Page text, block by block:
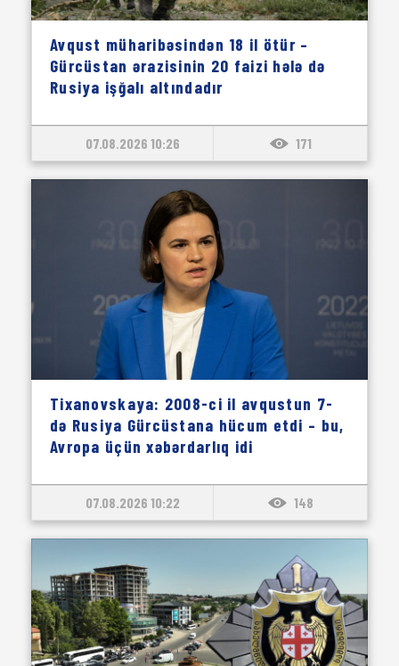
Avqust müharibəsindən 18 il ötür –
Gürcüstan ərazisinin 20 faizi hələ də
Rusiya işğalı altındadır
07.08.2026 10:26 171
Tixanovskaya: 2008-ci il avqustun 7-
də Rusiya Gürcüstana hücum etdi – bu,
Avropa üçün xəbərdarlıq idi
07.08.2026 10:22 148